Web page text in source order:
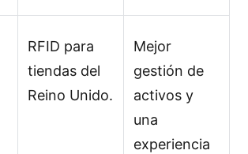
RFID para
tiendas del
Reino Unido.
Mejor
gestión de
activos y
una
experiencia